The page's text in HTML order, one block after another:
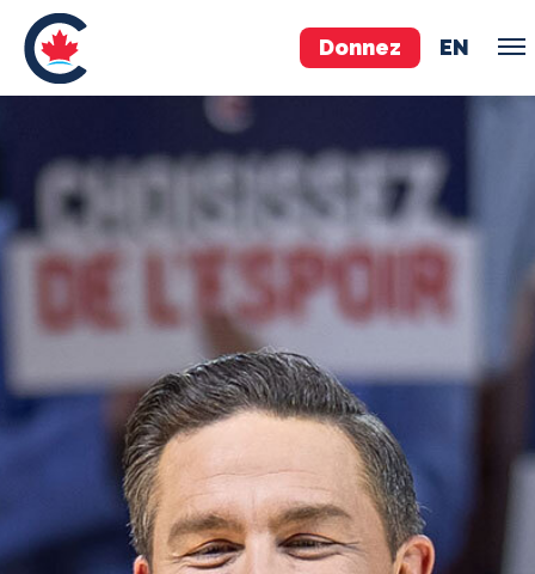
Donnez EN
ÉQUIPE
Pierre Poilievre
Vos députés conservateurs
Exécutif national
À PROPOS
Documents constitutifs
MÉDIAS